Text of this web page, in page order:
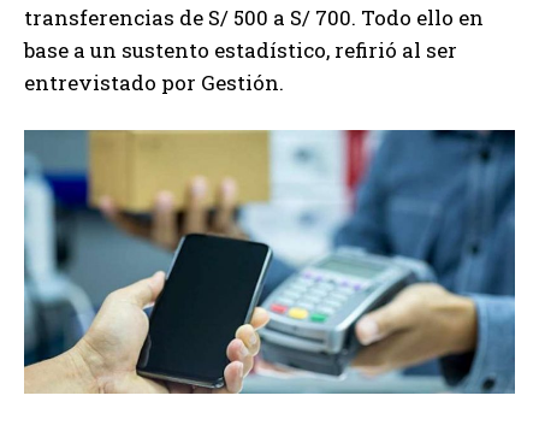
transferencias de S/ 500 a S/ 700. Todo ello en
base a un sustento estadístico, refirió al ser
entrevistado por Gestión.